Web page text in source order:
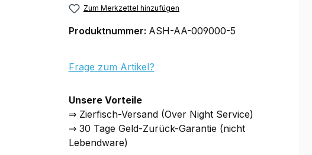
Zum Merkzettel hinzufügen
Produktnummer: ASH-AA-009000-5
Frage zum Artikel?
Unsere Vorteile
⇒ Zierfisch-Versand (Over Night Service)
⇒ 30 Tage Geld-Zurück-Garantie (nicht
Lebendware)